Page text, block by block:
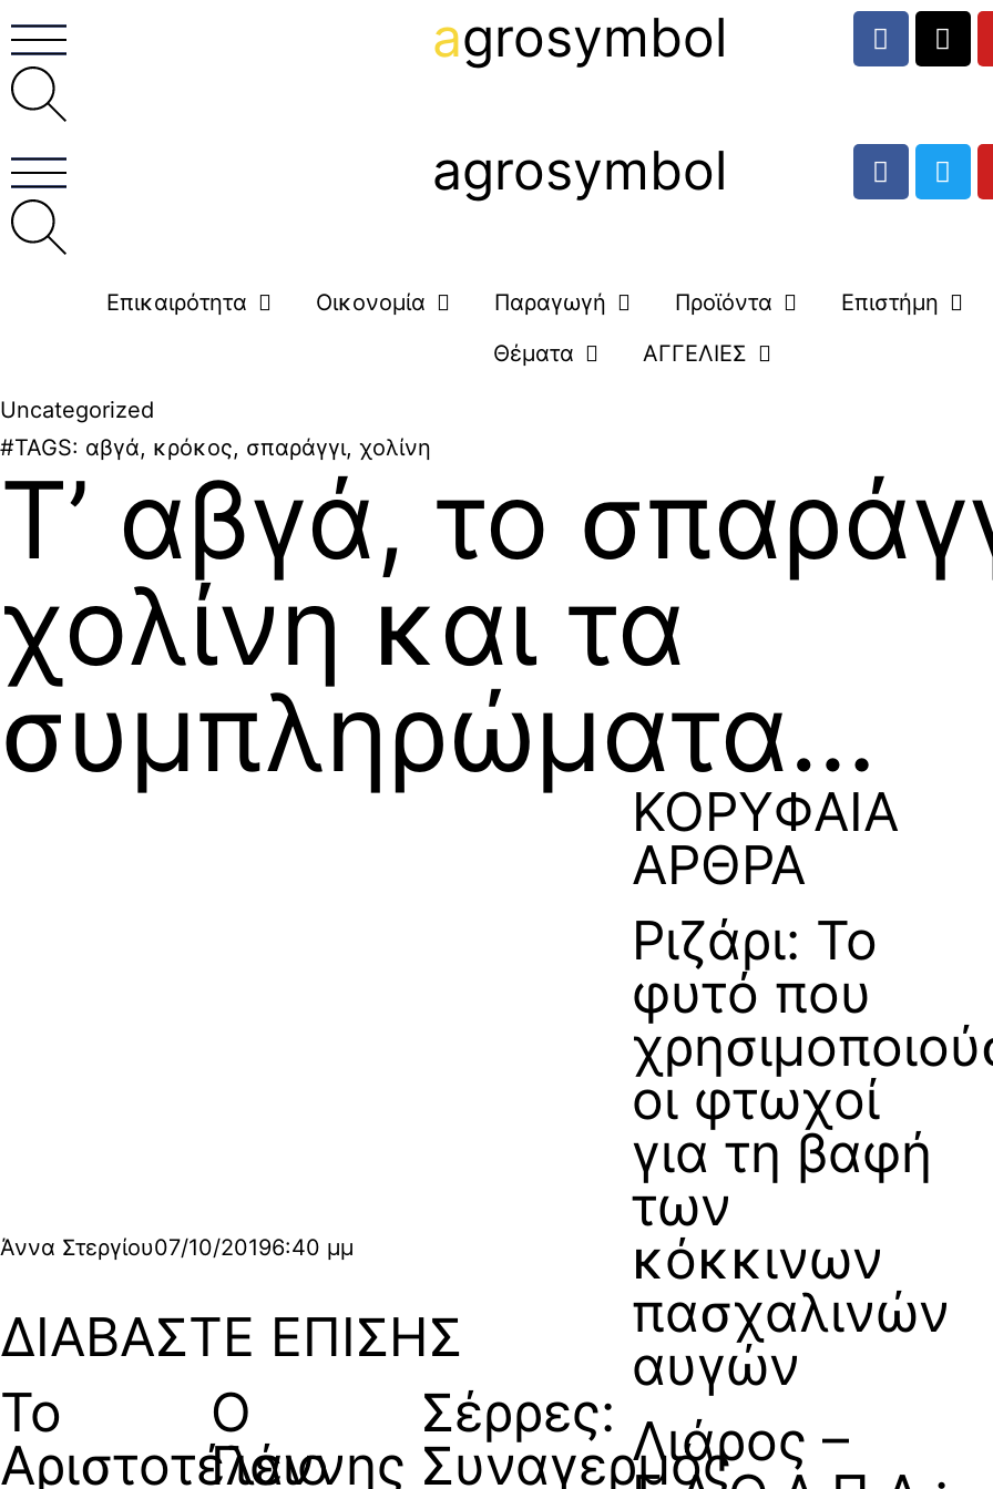
agrosymbol
agrosymbol
Επικαιρότητα Οικονομία Παραγωγή Προϊόντα
Επιστήμη
Θέματα
ΑΓΓΕΛΙΕΣ
Uncategorized
#TAGS: αβγά, κρόκος, σπαράγγι, χολίνη
Τ’ αβγά, το
χολίνη και τα
συμπληρώματα…
Άννα Στεργίου07/10/20196:40 μμ
ΔΙΑΒΑΣΤΕ ΕΠΙΣΗΣ
Το
Αριστοτέλειο
Ο
Γιάννης
Σέρρες:
Συναγερμός
ΚΟΡΥΦΑΙΑ
ΑΡΘΡΑ
Ριζάρι: Το
φυτό που
οι φτωχοί
για τη βαφή
των
κόκκινων
πασχαλινών
αυγών
Λιάρος –